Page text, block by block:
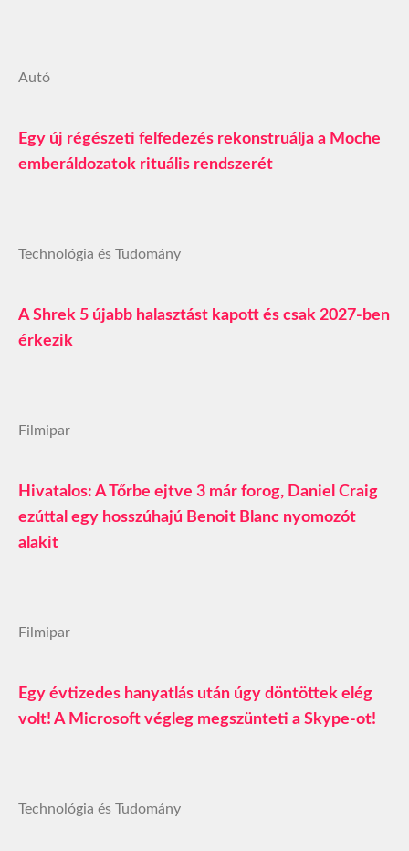
Autó
Egy új régészeti felfedezés rekonstruálja a Moche
emberáldozatok rituális rendszerét
Technológia és Tudomány
A Shrek 5 újabb halasztást kapott és csak 2027-ben
érkezik
Filmipar
Hivatalos: A Tőrbe ejtve 3 már forog, Daniel Craig
ezúttal egy hosszúhajú Benoit Blanc nyomozót
alakit
Filmipar
Egy évtizedes hanyatlás után úgy döntöttek elég
volt! A Microsoft végleg megszünteti a Skype-ot!
Technológia és Tudomány